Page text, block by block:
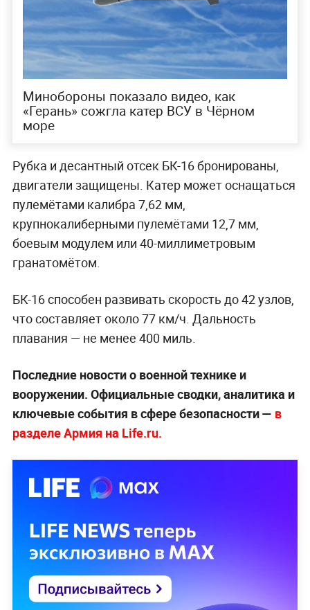
Минобороны показало видео, как
«Герань» сожгла катер ВСУ в Чёрном
море
Рубка и десантный отсек БК-16 бронированы,
двигатели защищены. Катер может оснащаться
пулемётами калибра 7,62 мм,
крупнокалиберными пулемётами 12,7 мм,
боевым модулем или 40-миллиметровым
гранатомётом.
БК-16 способен развивать скорость до 42 узлов,
что составляет около 77 км/ч. Дальность
плавания — не менее 400 миль.
Последние новости о военной технике и
вооружении. Официальные сводки, аналитика и
ключевые события в сфере безопасности — в
разделе Армия на Life.ru.